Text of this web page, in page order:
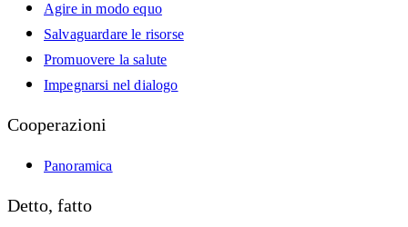
Agire in modo equo
Salvaguardare le risorse
Promuovere la salute
Impegnarsi nel dialogo
Cooperazioni
Panoramica
Detto, fatto